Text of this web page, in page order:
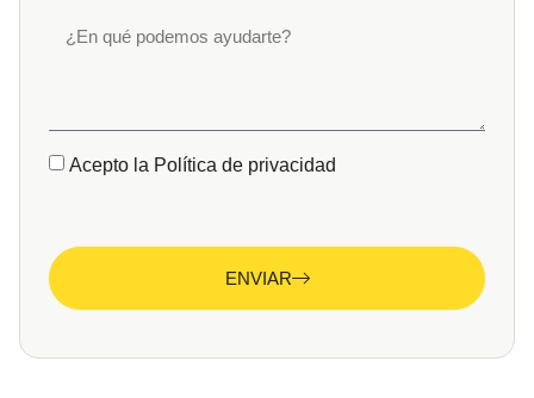
Acepto la Política de privacidad
ENVIAR